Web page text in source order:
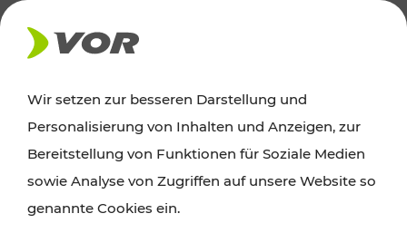
AKTUELLES
Ausflugstipps
Wien, Niederösterreich und das Burgenland
Wir setzen zur besseren Darstellung und
Personalisierung von Inhalten und Anzeigen, zur
Bereitstellung von Funktionen für Soziale Medien
sowie Analyse von Zugriffen auf unsere Website so
genannte Cookies ein.